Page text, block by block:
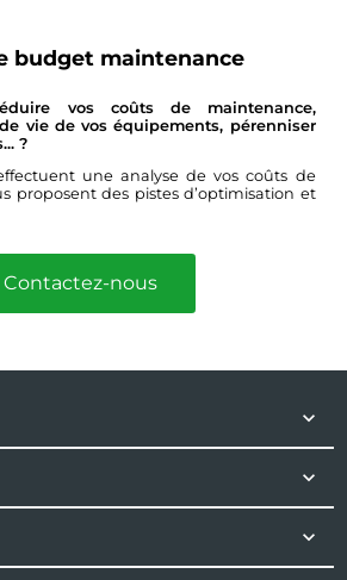
budget maintenance
vos coûts de maintenance,
vie de vos équipements, pérenniser
?
une analyse de vos coûts de
proposent des pistes d’optimisation et
Contactez-nous


